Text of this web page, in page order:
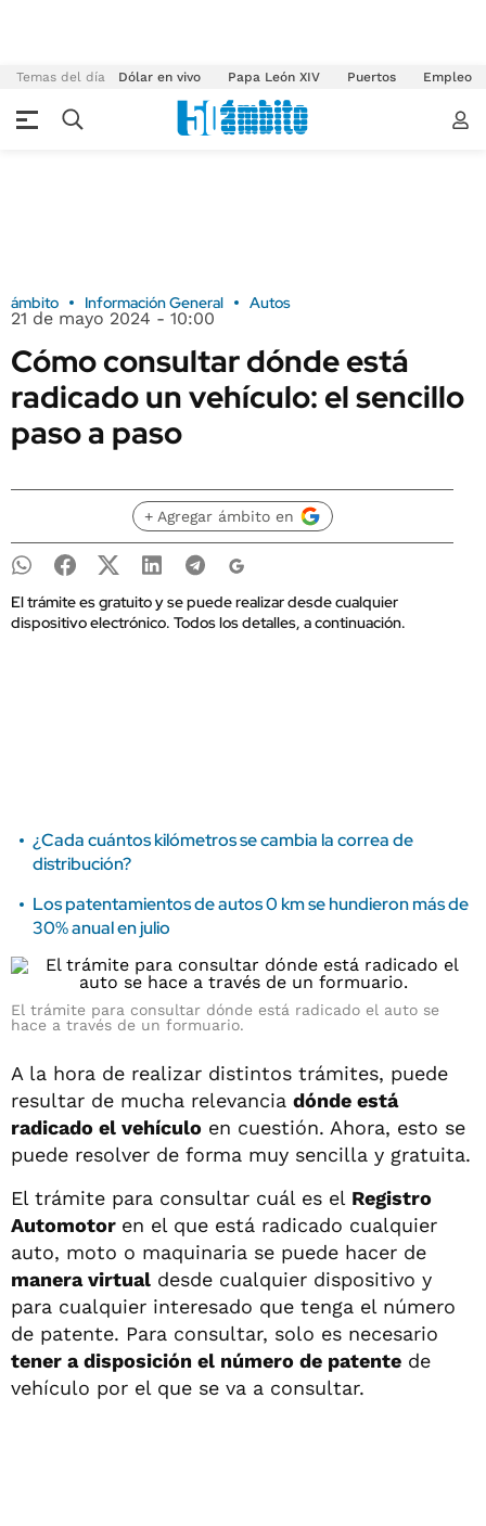
Temas del día Dólar en vivo Papa León XIV Puertos Empleo
ámbito Información General Autos
21 de mayo 2024 - 10:00
Cómo consultar dónde está
radicado un vehículo: el sencillo
paso a paso
+ Agregar ámbito en
El trámite es gratuito y se puede realizar desde cualquier
dispositivo electrónico. Todos los detalles, a continuación.
¿Cada cuántos kilómetros se cambia la correa de
distribución?
Los patentamientos de autos 0 km se hundieron más de
30% anual en julio
El trámite para consultar dónde está radicado el auto se
hace a través de un formuario.
A la hora de realizar distintos trámites, puede
resultar de mucha relevancia dónde está
radicado el vehículo en cuestión. Ahora, esto se
puede resolver de forma muy sencilla y gratuita.
El trámite para consultar cuál es el Registro
Automotor en el que está radicado cualquier
auto, moto o maquinaria se puede hacer de
manera virtual desde cualquier dispositivo y
para cualquier interesado que tenga el número
de patente. Para consultar, solo es necesario
tener a disposición el número de patente de
vehículo por el que se va a consultar.